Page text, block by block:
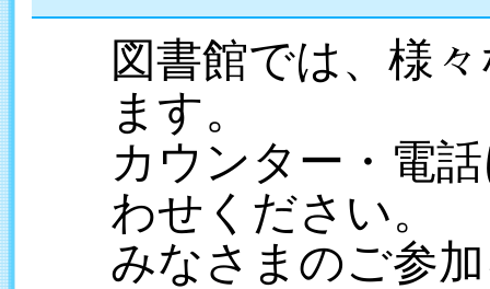
図書館では、様
ます。
カウンター・電
わせください。
みなさまのご参